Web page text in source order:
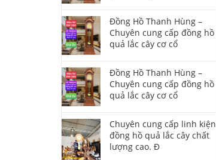
Đồng Hồ Thanh Hùng –
Chuyên cung cấp đồng hồ
quả lắc cây cơ cổ
Đồng Hồ Thanh Hùng –
Chuyên cung cấp đồng hồ
quả lắc cây cơ cổ
Chuyên cung cấp linh kiện
đồng hồ quả lắc cây chất
lượng cao. Đ